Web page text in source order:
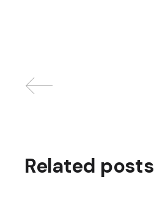
Related posts